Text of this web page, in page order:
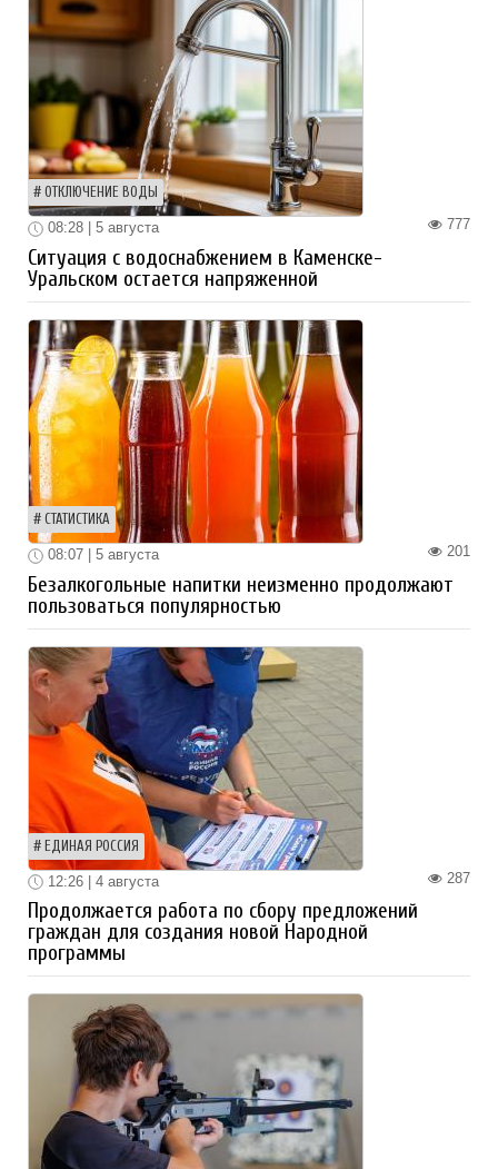
ОТКЛЮЧЕНИЕ ВОДЫ
777
08:28 | 5 августа
Ситуация с водоснабжением в Каменске-
Уральском остается напряженной
СТАТИСТИКА
201
08:07 | 5 августа
Безалкогольные напитки неизменно продолжают
пользоваться популярностью
ЕДИНАЯ РОССИЯ
287
12:26 | 4 августа
Продолжается работа по сбору предложений
граждан для создания новой Народной
программы